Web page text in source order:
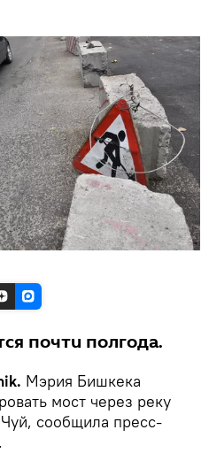
почти полгода.
Мэрия Бишкека
мост через реку
сообщила пресс-